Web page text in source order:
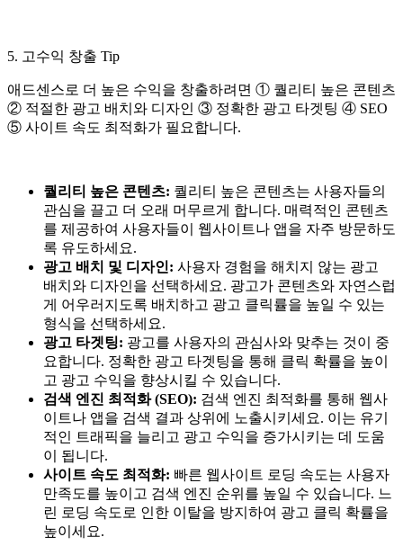
5. 고수익 창출 Tip
애드센스로 더 높은 수익을 창출하려면 ① 퀄리티 높은 콘텐츠
② 적절한 광고 배치와 디자인 ③ 정확한 광고 타겟팅 ④ SEO
⑤ 사이트 속도 최적화가 필요합니다.
퀄리티 높은 콘텐츠: 퀄리티 높은 콘텐츠는 사용자들의
관심을 끌고 더 오래 머무르게 합니다. 매력적인 콘텐츠
를 제공하여 사용자들이 웹사이트나 앱을 자주 방문하도
록 유도하세요.
광고 배치 및 디자인: 사용자 경험을 해치지 않는 광고
배치와 디자인을 선택하세요. 광고가 콘텐츠와 자연스럽
게 어우러지도록 배치하고 광고 클릭률을 높일 수 있는
형식을 선택하세요.
광고 타겟팅: 광고를 사용자의 관심사와 맞추는 것이 중
요합니다. 정확한 광고 타겟팅을 통해 클릭 확률을 높이
고 광고 수익을 향상시킬 수 있습니다.
검색 엔진 최적화 (SEO): 검색 엔진 최적화를 통해 웹사
이트나 앱을 검색 결과 상위에 노출시키세요. 이는 유기
적인 트래픽을 늘리고 광고 수익을 증가시키는 데 도움
이 됩니다.
사이트 속도 최적화: 빠른 웹사이트 로딩 속도는 사용자
만족도를 높이고 검색 엔진 순위를 높일 수 있습니다. 느
린 로딩 속도로 인한 이탈을 방지하여 광고 클릭 확률을
높이세요.